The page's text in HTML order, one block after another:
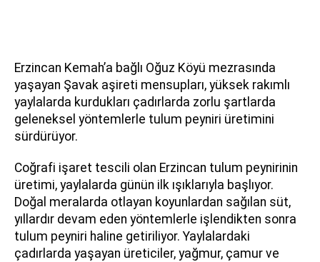
Erzincan Kemah’a bağlı Oğuz Köyü mezrasında
yaşayan Şavak aşireti mensupları, yüksek rakımlı
yaylalarda kurdukları çadırlarda zorlu şartlarda
geleneksel yöntemlerle tulum peyniri üretimini
sürdürüyor.
Coğrafi işaret tescili olan Erzincan tulum peynirinin
üretimi, yaylalarda günün ilk ışıklarıyla başlıyor.
Doğal meralarda otlayan koyunlardan sağılan süt,
yıllardır devam eden yöntemlerle işlendikten sonra
tulum peyniri haline getiriliyor. Yaylalardaki
çadırlarda yaşayan üreticiler, yağmur, çamur ve